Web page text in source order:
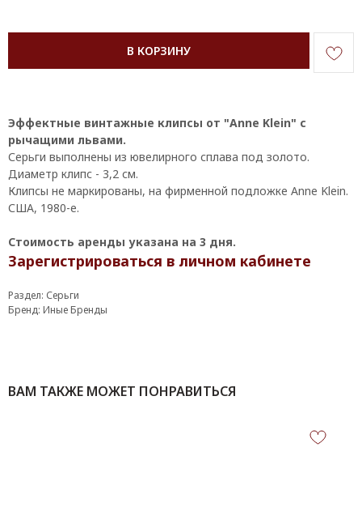
В КОРЗИНУ
Эффектные винтажные клипсы от "Anne Klein" с
рычащими львами.
Серьги выполнены из ювелирного сплава под золото.
Диаметр клипс - 3,2 см.
Клипсы не маркированы, на фирменной подложке Anne Klein.
США, 1980-е.
Стоимость аренды указана на 3 дня.
Зарегистрироваться в личном кабинете
Раздел: Серьги
Бренд: Иные Бренды
ВАМ ТАКЖЕ МОЖЕТ ПОНРАВИТЬСЯ